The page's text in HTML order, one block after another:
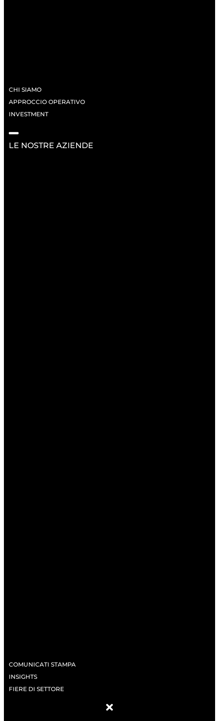
CHI SIAMO
APPROCCIO OPERATIVO
INVESTMENT
LE NOSTRE AZIENDE
COMUNICATI STAMPA
INSIGHTS
FIERE DI SETTORE